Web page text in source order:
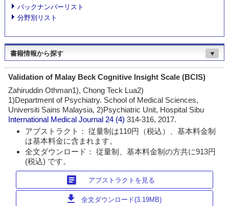
バックナンバーリスト
分野別リスト
書籍情報から探す ▼
Validation of Malay Beck Cognitive Insight Scale (BCIS)
Zahiruddin Othman1), Chong Teck Lua2)
1)Department of Psychiatry. School of Medical Sciences,
Universiti Sains Malaysia, 2)Psychiatric Unit, Hospital Sibu
International Medical Journal 24 (4)314-316, 2017.
アブストラクト： 従量制は110円（税込）、基本料金制
は基本料金に含まれます。
全文ダウンロード： 従量制、基本料金制の方共に913円
(税込) です。
article アブストラクトを見る
download 全文ダウンロード(3.19MB)